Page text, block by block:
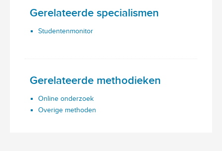
Gerelateerde specialismen
Studentenmonitor
Gerelateerde methodieken
Online onderzoek
Overige methoden